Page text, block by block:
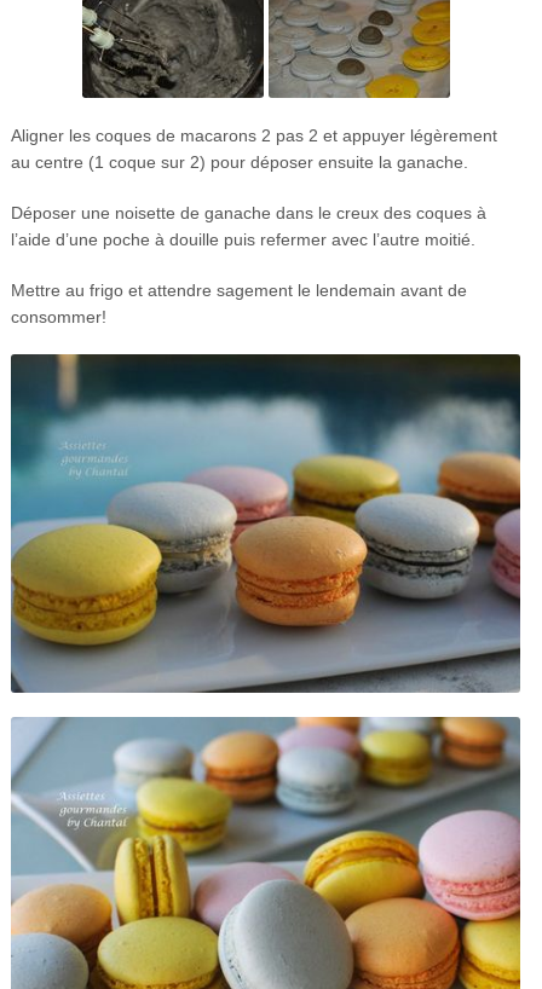
Aligner les coques de macarons 2 pas 2 et appuyer légèrement
au centre (1 coque sur 2) pour déposer ensuite la ganache.
Déposer une noisette de ganache dans le creux des coques à
l’aide d’une poche à douille puis refermer avec l’autre moitié.
Mettre au frigo et attendre sagement le lendemain avant de
consommer!